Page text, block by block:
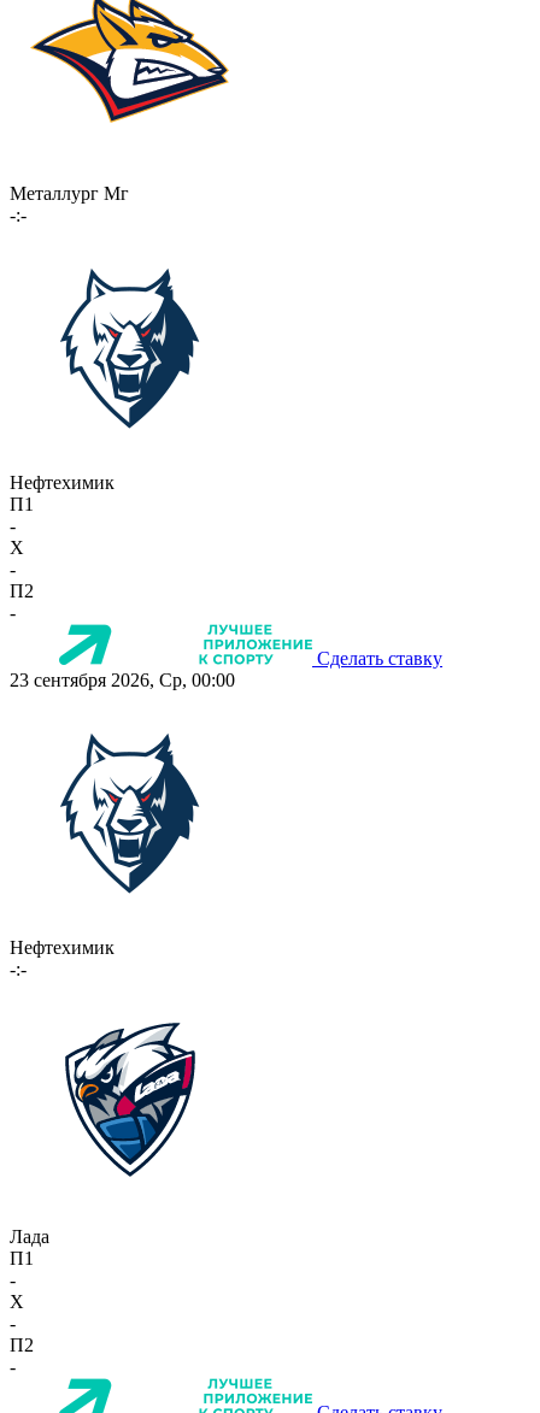
Металлург Мг
-:-
Нефтехимик
П1
-
X
-
П2
-
Сделать ставку
23 сентября 2026, Ср, 00:00
Нефтехимик
-:-
Лада
П1
-
X
-
П2
-